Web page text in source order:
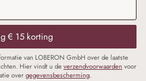
€ 15 korting
van LOBERON GmbH over de laatste
Hier vindt u deverzendvoorwaarden voor
overgegevensbescherming.